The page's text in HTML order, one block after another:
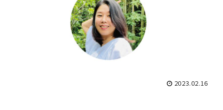
2023.02.16